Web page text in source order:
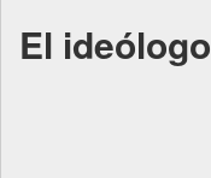
El ideólogo